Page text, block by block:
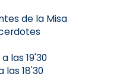
de la Misa
las 19'30
las 18'30